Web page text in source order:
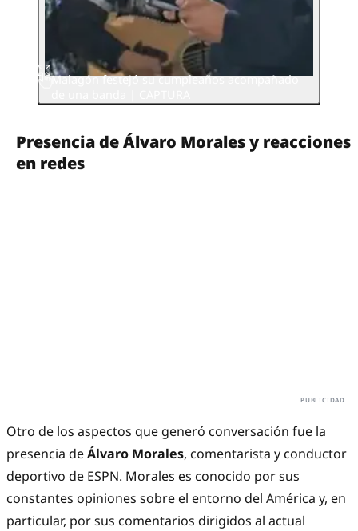
Malagón festejó su cumpleaños acompañado
Presencia de Álvaro Morales y reacciones
en redes
Otro de los aspectos que generó conversación fue la
presencia deÁlvaro Morales, comentarista y conductor
deportivo de ESPN. Morales es conocido por sus
constantes opiniones sobre el entorno del América y, en
particular, por sus comentarios dirigidos al actual